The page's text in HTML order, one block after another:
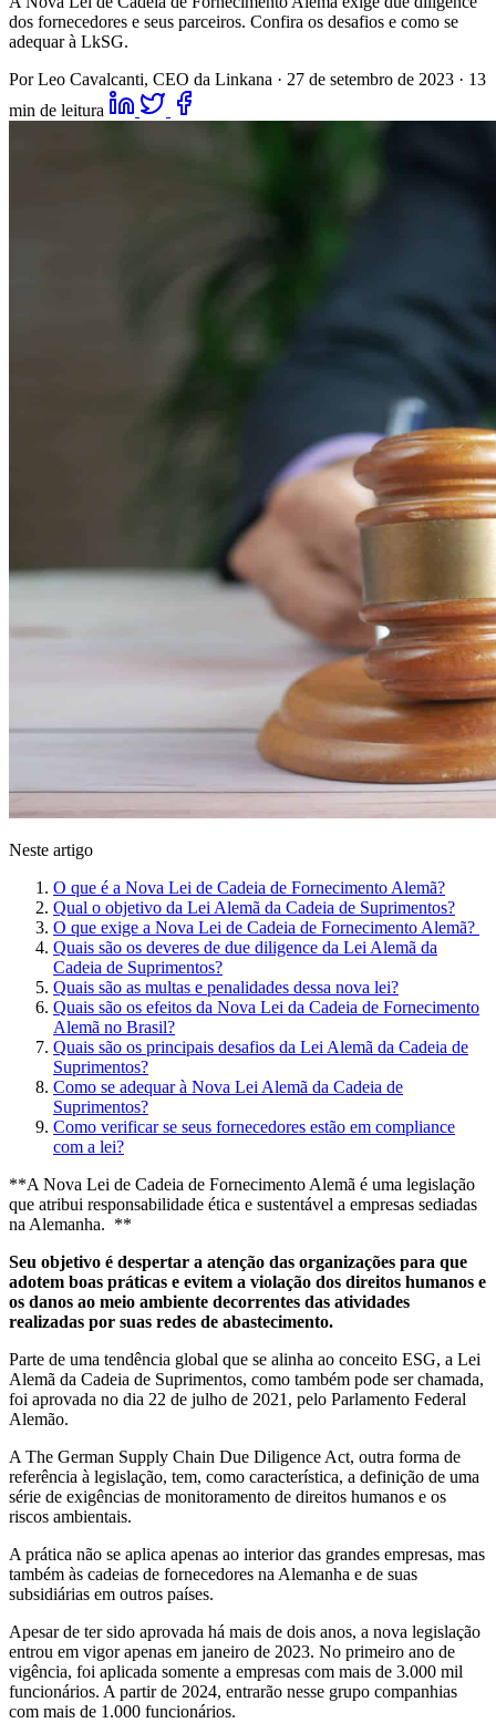
dos fornecedores e seus parceiros. Confira os desafios e como se
adequar à LkSG.
Por Leo Cavalcanti, CEO da Linkana · 27 de setembro de 2023 · 13
min de leitura
Neste artigo
O que é a Nova Lei de Cadeia de Fornecimento Alemã?
Qual o objetivo da Lei Alemã da Cadeia de Suprimentos?
O que exige a Nova Lei de Cadeia de Fornecimento Alemã?
Quais são os deveres de due diligence da Lei Alemã da
Cadeia de Suprimentos?
Quais são as multas e penalidades dessa nova lei?
Quais são os efeitos da Nova Lei da Cadeia de Fornecimento
Alemã no Brasil?
Quais são os principais desafios da Lei Alemã da Cadeia de
Suprimentos?
Como se adequar à Nova Lei Alemã da Cadeia de
Suprimentos?
Como verificar se seus fornecedores estão em compliance
com a lei?
**A Nova Lei de Cadeia de Fornecimento Alemã é uma legislação
que atribui responsabilidade ética e sustentável a empresas sediadas
na Alemanha. **
Seu objetivo é despertar a atenção das organizações para que
adotem boas práticas e evitem a violação dos direitos humanos e
os danos ao meio ambiente decorrentes das atividades
realizadas por suas redes de abastecimento.
Parte de uma tendência global que se alinha ao conceito ESG, a Lei
Alemã da Cadeia de Suprimentos, como também pode ser chamada,
foi aprovada no dia 22 de julho de 2021, pelo Parlamento Federal
Alemão.
A The German Supply Chain Due Diligence Act, outra forma de
referência à legislação, tem, como característica, a definição de uma
série de exigências de monitoramento de direitos humanos e os
riscos ambientais.
A prática não se aplica apenas ao interior das grandes empresas, mas
também às cadeias de fornecedores na Alemanha e de suas
subsidiárias em outros países.
Apesar de ter sido aprovada há mais de dois anos, a nova legislação
entrou em vigor apenas em janeiro de 2023. No primeiro ano de
vigência, foi aplicada somente a empresas com mais de 3.000 mil
funcionários. A partir de 2024, entrarão nesse grupo companhias
com mais de 1.000 funcionários.